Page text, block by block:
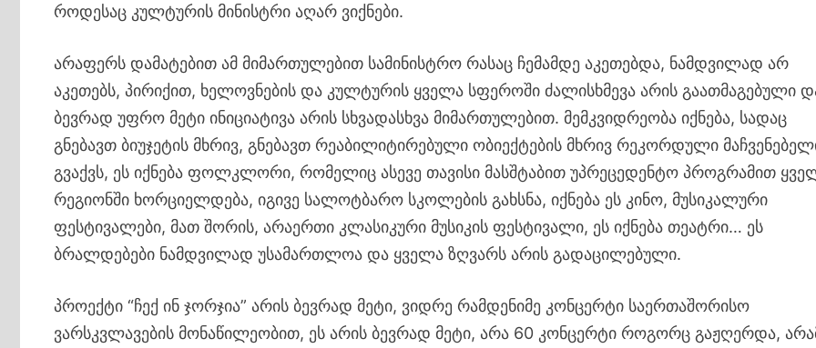
როდესაც კულტურის მინისტრი აღარ ვიქნები.
არაფერს დამატებით ამ მიმართულებით სამინისტრო რასაც ჩემამდე აკეთებდა, ნამდვილად არ
აკეთებს, პირიქით, ხელოვნების და კულტურის ყველა სფეროში ძალისხმევა არის გაათმაგებული
ბევრად უფრო მეტი ინიციატივა არის სხვადასხვა მიმართულებით. მემკვიდრეობა იქნება, სადაც
გნებავთ ბიუჯეტის მხრივ, გნებავთ რეაბილიტირებული ობიექტების მხრივ რეკორდული
გვაქვს, ეს იქნება ფოლკლორი, რომელიც ასევე თავისი მასშტაბით უპრეცედენტო პროგრამით
რეგიონში ხორციელდება, იგივე სალოტბარო სკოლების გახსნა, იქნება ეს კინო, მუსიკალური
ფესტივალები, მათ შორის, არაერთი კლასიკური მუსიკის ფესტივალი, ეს იქნება თეატრი… ეს
ბრალდებები ნამდვილად უსამართლოა და ყველა ზღვარს არის გადაცილებული.
პროექტი “ჩექ ინ ჯორჯია” არის ბევრად მეტი, ვიდრე რამდენიმე კონცერტი საერთაშორისო
ვარსკვლავების მონაწილეობით, ეს არის ბევრად მეტი, არა 60 კონცერტი როგორც გაჟღერდა,